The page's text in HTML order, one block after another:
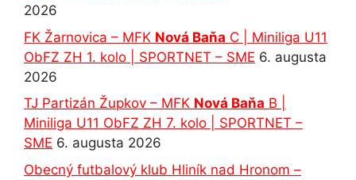
2026
FK Žarnovica – MFK Nová Baňa C | Miniliga U11
ObFZ ZH 1. kolo | SPORTNET – SME 6. augusta
2026
TJ Partizán Župkov – MFK Nová Baňa B |
Miniliga U11 ObFZ ZH 7. kolo | SPORTNET –
SME 6. augusta 2026
Obecný futbalový klub Hliník nad Hronom –